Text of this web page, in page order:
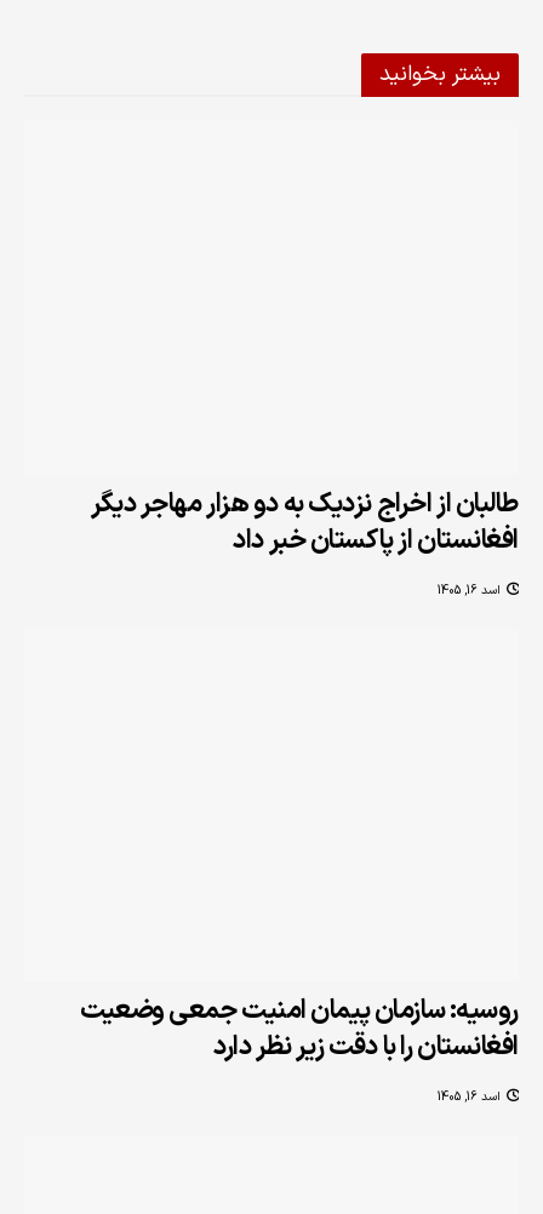
بیشتر بخوانید
طالبان از اخراج نزدیک به دو هزار مهاجر دیگر
افغانستان از پاکستان خبر داد
اسد 16, 1405
روسیه: سازمان پیمان امنیت جمعی وضعیت
افغانستان را با دقت زیر نظر دارد
اسد 16, 1405